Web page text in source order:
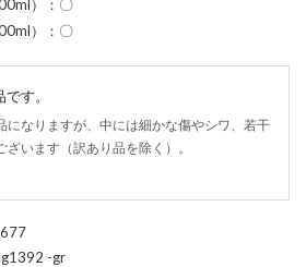
）：〇
）：〇
す。
になりますが、中には細かな傷やシワ、若干
います（訳あり品を除く）。
-gr